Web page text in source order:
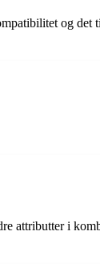
og
attributter i